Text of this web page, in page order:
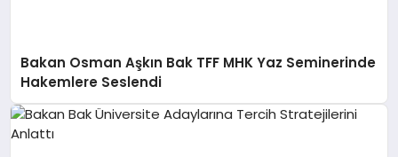
Bakan Osman Aşkın Bak TFF MHK Yaz Seminerinde
Hakemlere Seslendi